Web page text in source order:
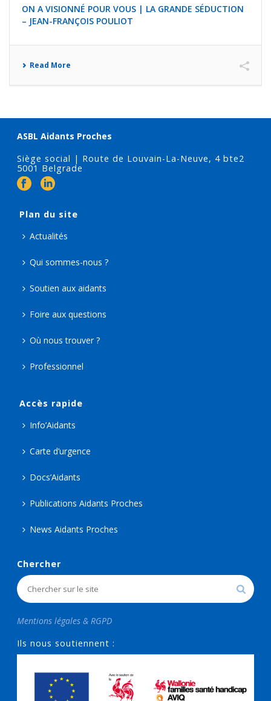
ON A VISIONNÉ POUR VOUS | LA GRANDE SÉDUCTION
– JEAN-FRANÇOIS POULIOT
Read More
ASBL Aidants Proches
Siège social | Route de Louvain-La-Neuve, 4 bte2
5001 Belgrade
Plan du site
Actualités
Qui sommes-nous ?
Soutien aux aidants
Foire aux questions
Où nous trouver ?
Professionnel
Accès rapide
Info’Aidants
Carte d’urgence
Docs’Aidants
Publications Aidants Proches
News Aidants Proches
Chercher
Mentions légales & RGPD
Ils nous soutiennent :